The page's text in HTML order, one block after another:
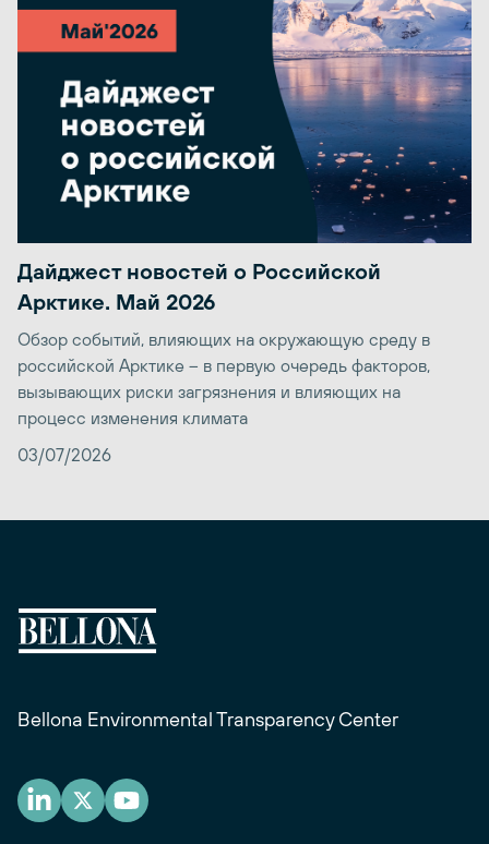
Дайджест новостей о Российской
Арктике. Май 2026
Обзор событий, влияющих на окружающую среду в
российской Арктике – в первую очередь факторов,
вызывающих риски загрязнения и влияющих на
процесс изменения климата
03/07/2026
Bellona Environmental Transparency Center